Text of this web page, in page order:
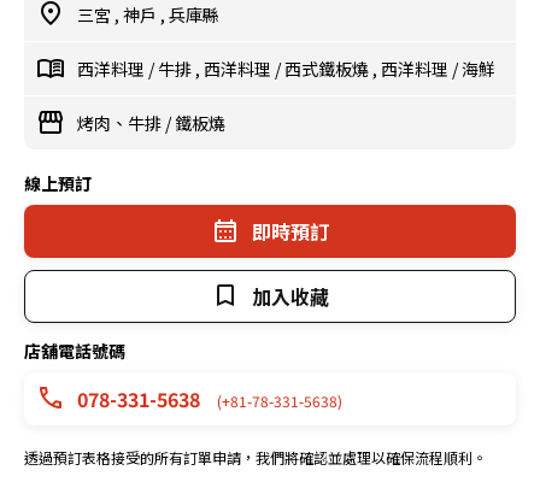
三宮 , 神戶 , 兵庫縣
西洋料理 /牛排 , 西洋料理 /西式鐵板燒 , 西洋料理 /海鮮
烤肉、牛排 /鐵板燒
線上預訂
即時預訂
加入收藏
店舖電話號碼
078-331-5638 (+81-78-331-5638)
透過預訂表格接受的所有訂單申請，我們將確認並處理以確保流程順利。